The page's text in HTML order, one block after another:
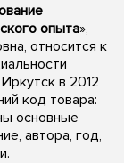
опыта»,
относится к
в 2012
код товара:
основные
автора, год,